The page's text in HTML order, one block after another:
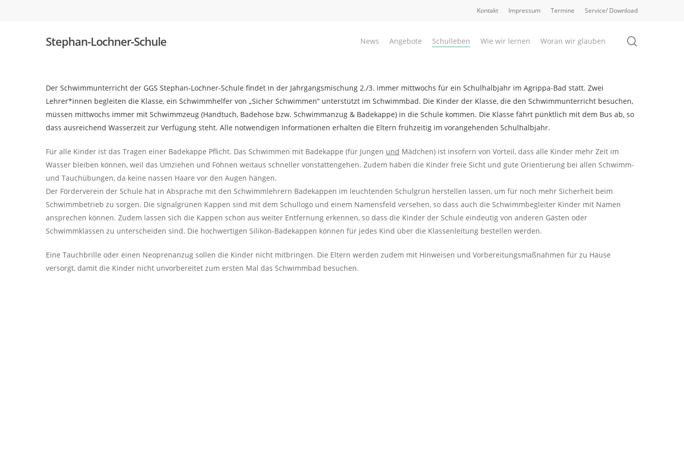
Kontakt Impressum Termine Service/ Download
Hit enter to search or ESC to close
Stephan-Lochner-Schule News Angebote Schulleben Wie wir lernen Woran wir glauben
Der Schwimmunterricht der GGS Stephan-Lochner-Schule findet in der Jahrgangsmischung 2./3. immer mittwochs für ein Schulhalbjahr im Agrippa-Bad statt. Zwei
Lehrer*innen begleiten die Klasse, ein Schwimmhelfer von „Sicher Schwimmen“ unterstützt im Schwimmbad. Die Kinder der Klasse, die den Schwimmunterricht besuchen,
müssen mittwochs immer mit Schwimmzeug (Handtuch, Badehose bzw. Schwimmanzug & Badekappe) in die Schule kommen. Die Klasse fährt pünktlich mit dem Bus ab, so
dass ausreichend Wasserzeit zur Verfügung steht. Alle notwendigen Informationen erhalten die Eltern frühzeitig im vorangehenden Schulhalbjahr.
Für alle Kinder ist das Tragen einer Badekappe Pflicht. Das Schwimmen mit Badekappe (für Jungen und Mädchen) ist insofern von Vorteil, dass alle Kinder mehr Zeit im
Wasser bleiben können, weil das Umziehen und Föhnen weitaus schneller vonstattengehen. Zudem haben die Kinder freie Sicht und gute Orientierung bei allen Schwimm-
und Tauchübungen, da keine nassen Haare vor den Augen hängen.
Der Förderverein der Schule hat in Absprache mit den Schwimmlehrern Badekappen im leuchtenden Schulgrün herstellen lassen, um für noch mehr Sicherheit beim
Schwimmbetrieb zu sorgen. Die signalgrünen Kappen sind mit dem Schullogo und einem Namensfeld versehen, so dass auch die Schwimmbegleiter Kinder mit Namen
ansprechen können. Zudem lassen sich die Kappen schon aus weiter Entfernung erkennen, so dass die Kinder der Schule eindeutig von anderen Gästen oder
Schwimmklassen zu unterscheiden sind. Die hochwertigen Silikon-Badekappen können für jedes Kind über die Klassenleitung bestellen werden.
Eine Tauchbrille oder einen Neoprenanzug sollen die Kinder nicht mitbringen. Die Eltern werden zudem mit Hinweisen und Vorbereitungsmaßnahmen für zu Hause
versorgt, damit die Kinder nicht unvorbereitet zum ersten Mal das Schwimmbad besuchen.